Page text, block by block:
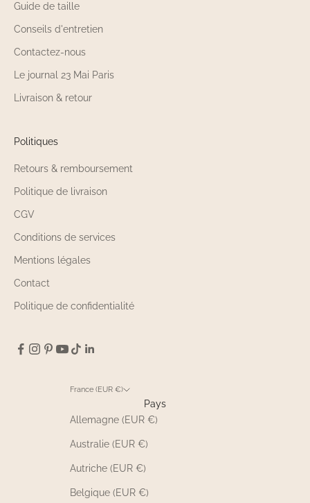
Guide de taille
Conseils d'entretien
Contactez-nous
Le journal 23 Mai Paris
Livraison & retour
Politiques
Retours & remboursement
Politique de livraison
CGV
Conditions de services
Mentions légales
Contact
Politique de confidentialité
France (EUR €)
Pays
Allemagne (EUR €)
Australie (EUR €)
Autriche (EUR €)
Belgique (EUR €)